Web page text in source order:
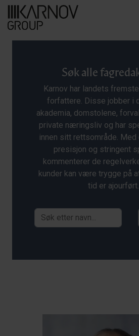
Søk alle
Karnov har landets
forfattere. Disse jobber i
akademia, domstolene,
private næringsliv og har
innen sitt rettsområde.
presisjon og stringent
kommenterer de
kunder kan være trygge på
tid er ajourført.